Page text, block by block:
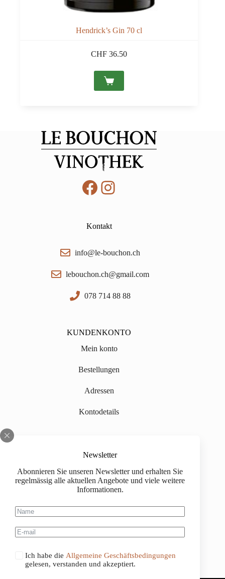
Newsletter
Abonnieren Sie unseren Newsletter und erhalten Sie
regelmässig alle aktuellen Angebote und viele weitere
Informationen.
Ich habe die Allgemeine Geschäftsbedingungen
gelesen, verstanden und akzeptiert.
Hendrick’s Gin 70 cl
CHF 36.50
Facebook
Instagram
Kontakt
info@le-bouchon.ch
lebouchon.ch@gmail.com
078 714 88 88
KUNDENKONTO
Mein konto
Bestellungen
Adressen
Kontodetails
Impressum
Versand
Kaufinformationen